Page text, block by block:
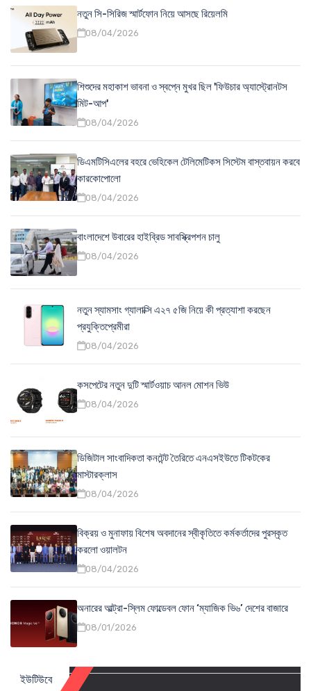
নতুন সি-সিরিজ স্মার্টফোন নিয়ে আসছে রিয়েলমি
08/04/2026
শিশুদের মহাকাশ ভাবনা ও স্বপ্নে মুখর ছিল 'ফিউচার অ্যাস্ট্রোনটস
মিট-আপ'
08/04/2026
ডিএমটিসিএলের বহরে ভেহিকেল টেলিমেটিকস সিস্টেম বাস্তবায়ন করবে
কারকোপোলো
08/04/2026
বাংলাদেশে উবারের হাইব্রিড সাবস্ক্রিপশন চালু
08/04/2026
নতুন স্যামসাং গ্যালাক্সি এ২৭ ৫জি নিয়ে কী প্রত্যাশা করছেন
প্রযুক্তিপ্রেমীরা
08/04/2026
কসপেটের নতুন দুটি স্মার্টওয়াচ আনল মোশন ভিউ
08/04/2026
ডিজিটাল সাংবাদিকতা কনটেন্ট তৈরিতে এনএসইউতে টিকটকের
মাস্টারক্লাস
08/04/2026
বিক্রয় ও মুনাফায় বিশেষ অবদানের স্বীকৃতিতে কর্মকর্তাদের পুরস্কৃত
করলো ওয়ালটন
08/04/2026
অনারের আল্ট্রা-স্লিম ফোল্ডেবল ফোন ‘ম্যাজিক ভি৬’ দেশের বাজারে
08/01/2026
ইউটিউবে